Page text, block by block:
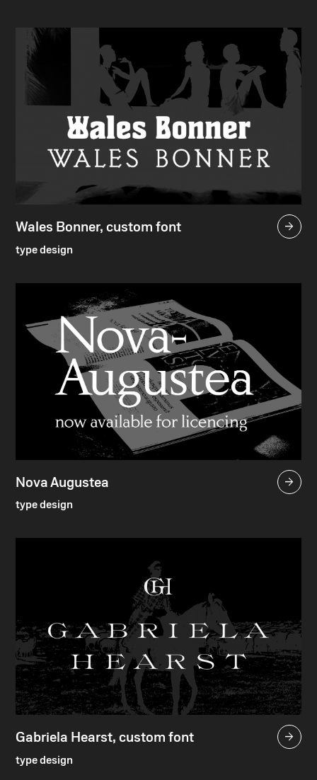
Wales Bonner, custom font 
type design
Nova Augustea 
type design
Gabriela Hearst, custom font 
type design